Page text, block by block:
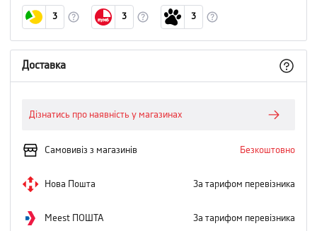
3 3 3
Доставка
Дізнатись про наявність у магазинах
Самовивіз з магазинів Безкоштовно
Нова Пошта За тарифом перевізника
Meest ПОШТА За тарифом перевізника